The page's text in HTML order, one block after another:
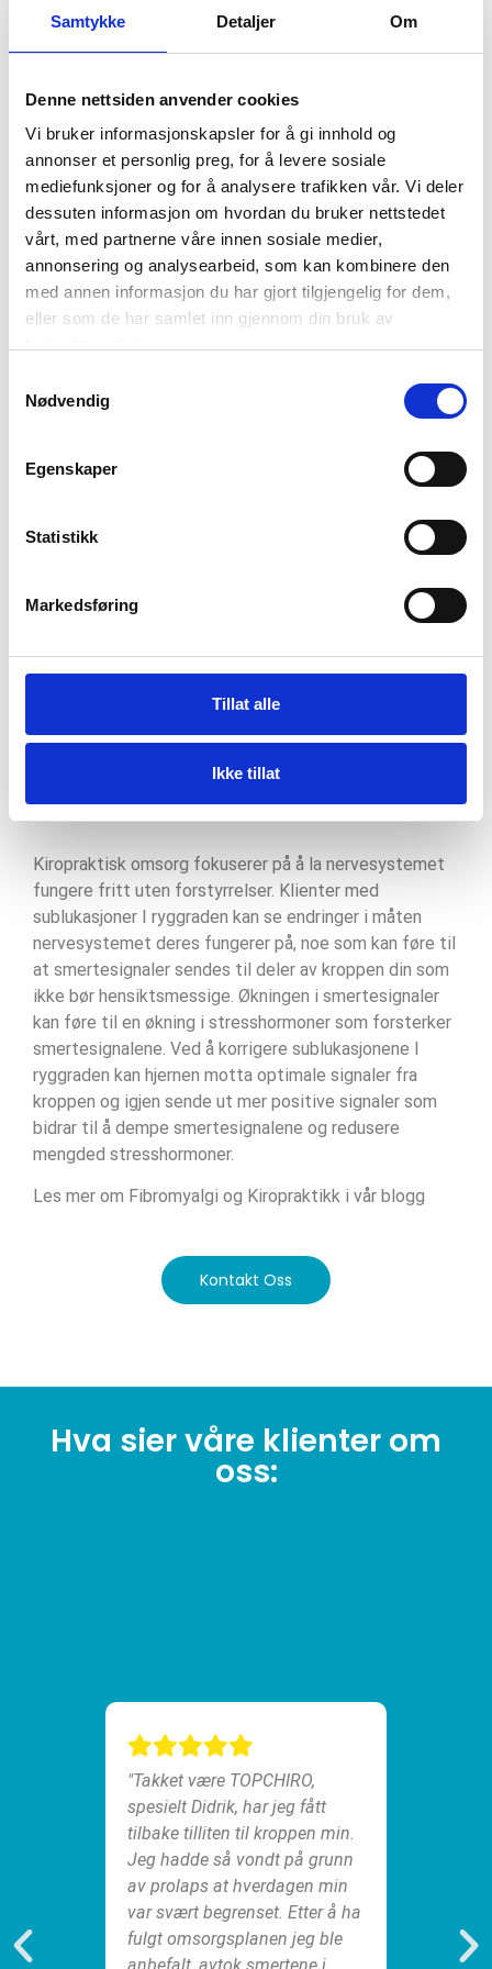
Samtykke Detaljer Om
Denne nettsiden anvender cookies
Vi bruker informasjonskapsler for å gi innhold og
annonser et personlig preg, for å levere sosiale
mediefunksjoner og for å analysere trafikken vår. Vi deler
dessuten informasjon om hvordan du bruker nettstedet
vårt, med partnerne våre innen sosiale medier,
annonsering og analysearbeid, som kan kombinere den
med annen informasjon du har gjort tilgjengelig for dem,
eller som de har samlet inn gjennom din bruk av
Nødvendig
Egenskaper
Statistikk
Markedsføring
Tillat alle
Ikke tillat
Hvordan er kiropraktikk
og fibromyalgi relatert
til hverandre?
Kiropraktisk omsorg fokuserer på å la nervesystemet
fungere fritt uten forstyrrelser. Klienter med
sublukasjoner I ryggraden kan se endringer i måten
nervesystemet deres fungerer på, noe som kan føre til
at smertesignaler sendes til deler av kroppen din som
ikke bør hensiktsmessige. Økningen i smertesignaler
kan føre til en økning i stresshormoner som forsterker
smertesignalene. Ved å korrigere sublukasjonene I
ryggraden kan hjernen motta optimale signaler fra
kroppen og igjen sende ut mer positive signaler som
bidrar til å dempe smertesignalene og redusere
mengded stresshormoner.
Les mer om Fibromyalgi og Kiropraktikk i vår blogg
Kontakt Oss
Hva sier våre klienter om
oss:
"Takket være TOPCHIRO,
spesielt Didrik, har jeg fått
tilbake tilliten til kroppen min.
Jeg hadde så vondt på grunn
av prolaps at hverdagen min
var svært begrenset. Etter å ha
fulgt omsorgsplanen jeg ble
rygg.